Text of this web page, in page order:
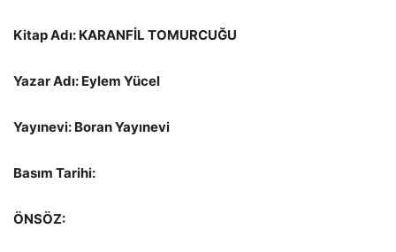
Kitap Adı: KARANFİL TOMURCUĞU
Yazar Adı: Eylem Yücel
Yayınevi: Boran Yayınevi
Basım Tarihi:
ÖNSÖZ: